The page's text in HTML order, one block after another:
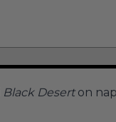
Black Desert on